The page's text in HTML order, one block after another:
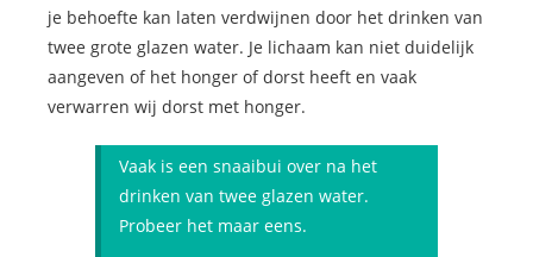
je behoefte kan laten verdwijnen door het drinken van
twee grote glazen water. Je lichaam kan niet duidelijk
aangeven of het honger of dorst heeft en vaak
verwarren wij dorst met honger.
Vaak is een snaaibui over na het
drinken van twee glazen water.
Probeer het maar eens.